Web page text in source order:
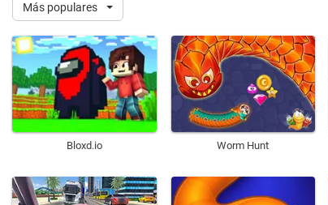
Más populares
Bloxd.io Worm Hunt